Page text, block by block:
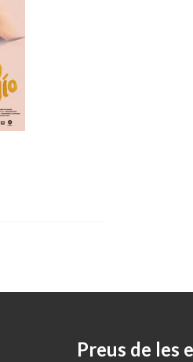
Preus de les